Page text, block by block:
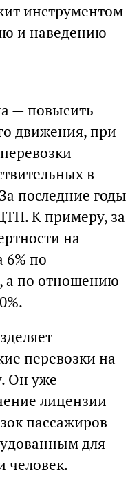
инструментом
и наведению
— повысить
движения, при
в
последние годы
К примеру, за
на
6% по
а по отношению
перевозки на
Он уже
лицензии
пассажиров
для
человек.